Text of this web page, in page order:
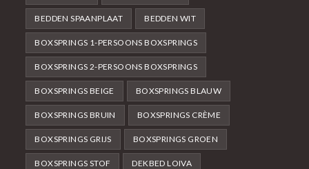
BEDDEN SPAANPLAAT BEDDEN WIT
BOXSPRINGS 1-PERSOONS BOXSPRINGS
BOXSPRINGS 2-PERSOONS BOXSPRINGS
BOXSPRINGS BEIGE BOXSPRINGS BLAUW
BOXSPRINGS BRUIN BOXSPRINGS CRÈME
BOXSPRINGS GRIJS BOXSPRINGS GROEN
BOXSPRINGS STOF DEKBED LOIVA